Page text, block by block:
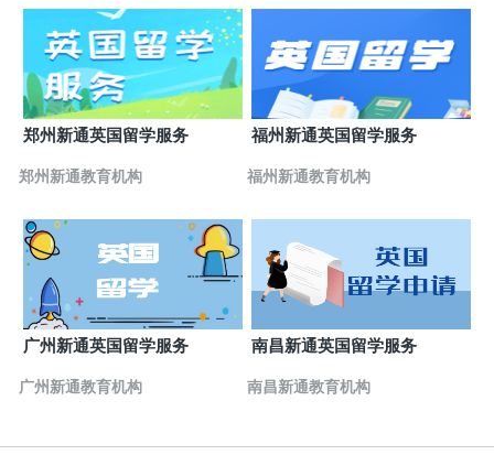
郑州新通英国留学服务
郑州新通教育机构
福州新通英国留学服务
福州新通教育机构
广州新通英国留学服务
广州新通教育机构
南昌新通英国留学服务
南昌新通教育机构